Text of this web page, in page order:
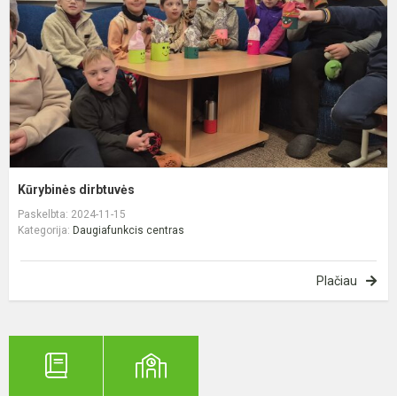
Kūrybinės dirbtuvės
Paskelbta: 2024-11-15
Kategorija: Daugiafunkcis centras
Plačiau